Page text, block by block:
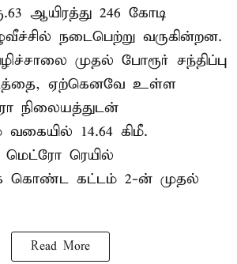
ஆயிரத்து 246 கோடி
நடைபெற்று வருகின்றன.
முதல் போரூர் சந்திப்பு
ஏற்கெனவே உள்ள
நிலையத்துடன்
14.64 கிமீ.
மெட்ரோ ரெயில்
கொண்ட கட்டம் 2-ன் முதல்
Read More